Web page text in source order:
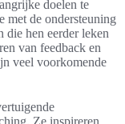
doelen te
met de ondersteuning
die hen eerder leken
van feedback en
veel voorkomende